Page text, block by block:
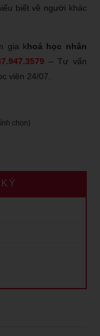
biết về người khác
gia khoá học nhân
– Tư vấn
viên 24/07.
chọn)